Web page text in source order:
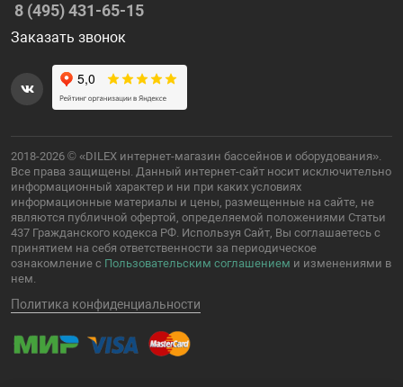
8 (495) 431-65-15
Заказать звонок
2018-2026 © «DILEX интернет-магазин бассейнов и оборудования».
Все права защищены. Данный интернет-сайт носит исключительно
информационный характер и ни при каких условиях
информационные материалы и цены, размещенные на сайте, не
являются публичной офертой, определяемой положениями Статьи
437 Гражданского кодекса РФ. Используя Сайт, Вы соглашаетесь с
принятием на себя ответственности за периодическое
ознакомление с Пользовательским соглашением и изменениями в
нем.
Политика конфиденциальности